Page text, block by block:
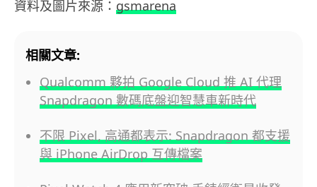
資料及圖片來源： gsmarena
相關文章:
Qualcomm 夥拍 Google Cloud 推 AI 代理
Snapdragon 數碼底盤迎智慧車新時代
不限 Pixel, 高通都表示: Snapdragon 都支援
與 iPhone AirDrop 互傳檔案